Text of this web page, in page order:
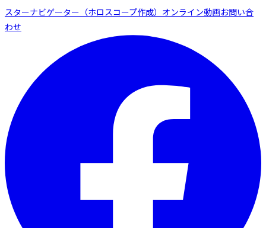
スターナビゲーター（ホロスコープ作成） オンライン動画お問い合
わせ